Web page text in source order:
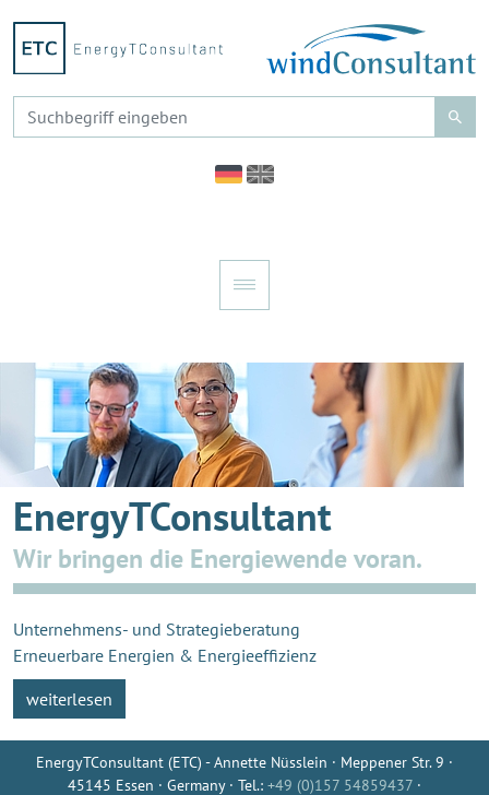
EnergyTConsultant
Wir bringen die Energiewende voran.
Unternehmens- und Strategieberatung
Erneuerbare Energien & Energieeffizienz
weiterlesen
EnergyTConsultant (ETC) - Annette Nüsslein · Meppener Str. 9 ·
45145 Essen · Germany · Tel.: +49 (0)157 54859437 ·